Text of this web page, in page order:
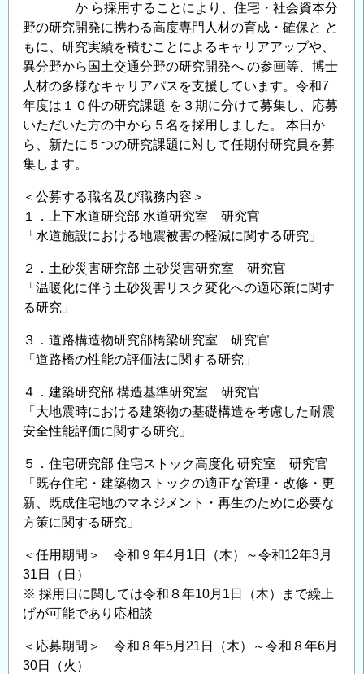
か ら採用することにより、住宅・社会資本分
野の研究開発に携わる高度専門人材の育成・確保と と
もに、研究実績を積むことによるキャリアアップや、
異分野から国土交通分野の研究開発へ の参画等、博士
人材の多様なキャリアパスを支援しています。令和7
年度は１０件の研究課題 を３期に分けて募集し、応募
いただいた方の中から５名を採用しました。 本日か
ら、新たに５つの研究課題に対して任期付研究員を募
集します。
＜公募する職名及び職務内容＞
１．上下水道研究部 水道研究室 研究官
「水道施設における地震被害の軽減に関する研究」
２．土砂災害研究部 土砂災害研究室 研究官
「温暖化に伴う土砂災害リスク変化への適応策に関す
る研究」
３．道路構造物研究部橋梁研究室 研究官
「道路橋の性能の評価法に関する研究」
４．建築研究部 構造基準研究室 研究官
「大地震時における建築物の基礎構造を考慮した耐震
安全性能評価に関する研究」
５．住宅研究部 住宅ストック高度化 研究室 研究官
「既存住宅・建築物ストックの適正な管理・改修・更
新、既成住宅地のマネジメント・再生のために必要な
方策に関する研究」
＜任用期間＞ 令和９年4月1日（木）～令和12年3月
31日（日）
※ 採用日に関しては令和８年10月1日（木）まで繰上
げが可能であり応相談
＜応募期間＞ 令和８年5月21日（木）～令和８年6月
30日（火）